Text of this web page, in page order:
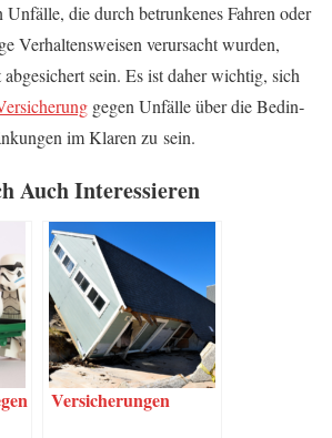
die durch betrun­ke­nes Fah­ren oder
Ver­hal­tens­wei­sen ver­ur­sacht wur­den,
sein. Es ist daher wich­tig, sich
gegen Unfäl­le über die Bedin­
im Kla­ren zu sein.
Auch Interessieren
Ver­si­che­run­gen